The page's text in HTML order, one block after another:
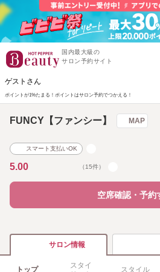
国内最大級の
サロン予約サイト
ゲストさん
ポイントが1%たまる！ ポイントはサロン予約でつかえる！
FUNCY【ファンシー】 MAP
スマート支払いOK
5.00 （15件）
空席確認・予約
サロン情報
トップ
スタイ
スタイル